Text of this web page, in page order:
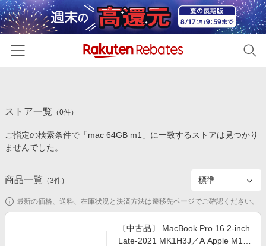
カテゴリー一覧
百貨店・総合ECモール
食品・スイーツ・お酒
コスメ・健康・医薬品
キッズ・ベビー用品
イベント一覧
初回購入者限定特典
対象ストア新規限定特典
ストア一覧 （0件）
ご指定の検索条件で「mac 64GB m1」に一致するストアは見つかり
ませんでした。
商品一覧 （3件）
最新の価格、送料、在庫状況と決済方法は遷移先ページでご確認ください。
〔中古品〕 MacBook Pro 16.2-inch
Late-2021 MK1H3J／A Apple M1